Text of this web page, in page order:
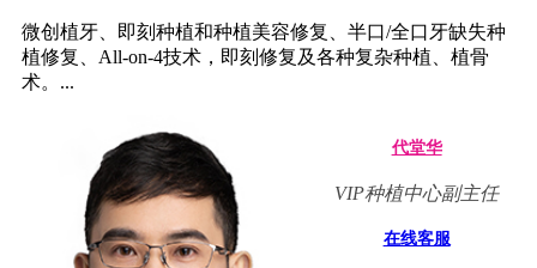
微创植牙、即刻种植和种植美容修复、半口/全口牙缺失种
植修复、All-on-4技术，即刻修复及各种复杂种植、植骨
术。...
代堂华
VIP种植中心副主任
在线客服